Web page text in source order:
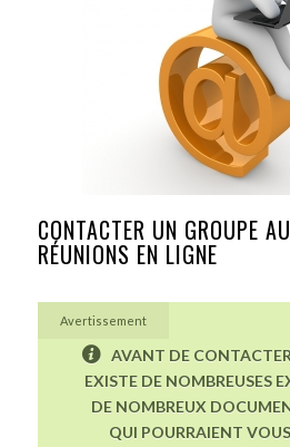
CONTACTER UN GROUPE
RÉUNIONS EN LIGNE
Avertissement
AVANT DE
EXISTE DE NOMBREUSES
DE NOMBREUX
QUI POURRAIENT